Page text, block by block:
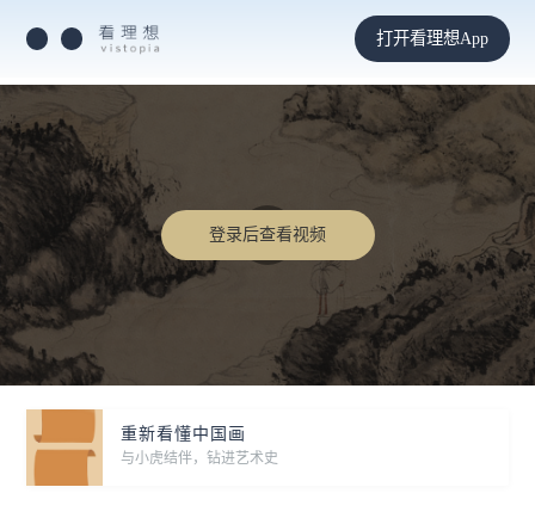
打开看理想App
登录后查看视频
重新看懂中国画
与小虎结伴，钻进艺术史